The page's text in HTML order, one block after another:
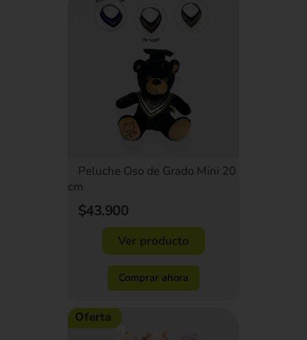
Peluche Oso de Grado Mini 20
cm
$43.900
Ver producto
Comprar ahora
Oferta